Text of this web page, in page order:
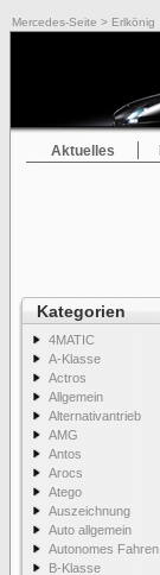
Mercedes-Seite > Erlkönig
Aktuelles
Kategorien
4MATIC
A-Klasse
Actros
Allgemein
Alternativantrieb
AMG
Antos
Arocs
Atego
Auszeichnung
Auto allgemein
Autonomes Fahren
B-Klasse